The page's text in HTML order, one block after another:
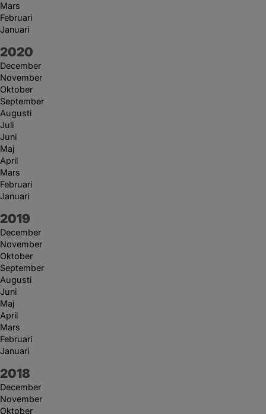
Mars
Februari
Januari
År:
2020
December
November
Oktober
September
Augusti
Juli
Juni
Maj
April
Mars
Februari
Januari
År:
2019
December
November
Oktober
September
Augusti
Juni
Maj
April
Mars
Februari
Januari
År:
2018
December
November
Oktober